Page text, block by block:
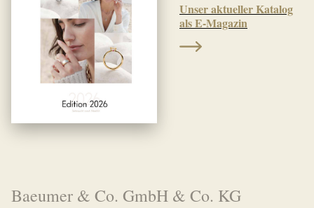
Unser aktueller Katalog
als E-Magazin
Baeumer & Co. GmbH & Co. KG